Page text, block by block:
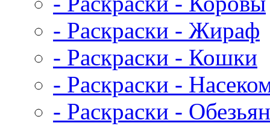
- Раскраски - Жираф
- Раскраски - Кошки
- Раскраски -
- Раскраски -